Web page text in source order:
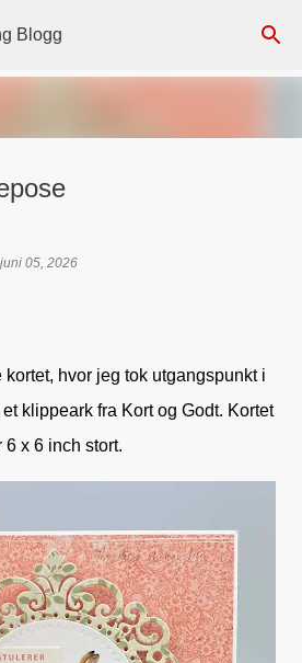
til hovedinnhold
Blogg
PAPIRDESIGN
juni 05, 2026
kortet, hvor jeg tok utgangspunkt i
klippeark fra Kort og Godt. Kortet
6 x 6 inch stort.